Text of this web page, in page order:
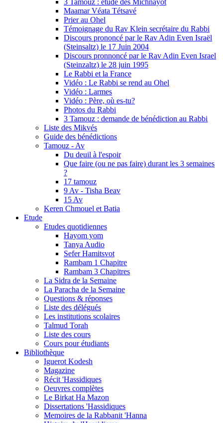
3 Tamouz : étude des Michnayot
Maamar Véata Tétsavé
Prier au Ohel
Témoignage du Rav Klein secrétaire du Rabbi
Discours prononcé par le Rav Adin Even Israël
(Steinsaltz) le 17 Juin 2004
Discours pronnoncé par le Rav Adin Even Israel
(Steinzaltz) le 28 juin 1995
Le Rabbi et la France
Vidéo : Le Rabbi se rend au Ohel
Vidéo : Larmes
Vidéo : Père, où es-tu?
Photos du Rabbi
3 Tamouz : demande de bénédiction au Rabbi
Liste des Mikvés
Guide des bénédictions
Tamouz - Av
Du deuil à l'espoir
Que faire (ou ne pas faire) durant les 3 semaines
?
17 tamouz
9 Av - Tisha Beav
15 Av
Keren Chmouel et Batia
Etude
Etudes quotidiennes
Hayom yom
Tanya Audio
Sefer Hamitsvot
Rambam 1 Chapitre
Rambam 3 Chapitres
La Sidra de la Semaine
La Paracha de la Semaine
Questions & réponses
Liste des délégués
Les institutions scolaires
Talmud Torah
Liste des cours
Cours pour étudiants
Bibliothèque
Iguerot Kodesh
Magazine
Récit 'Hassidiques
Oeuvres complètes
Le Birkat Ha Mazon
Dissertations 'Hassidiques
Memoires de la Rabbanit 'Hanna